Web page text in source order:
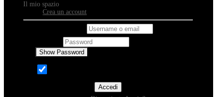
Il mio spazio
Crea un account
Show Password
Accedi